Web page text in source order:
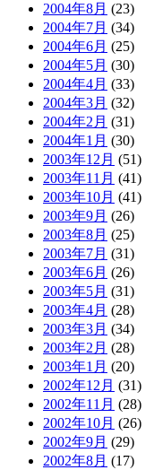
2004年8月 (23)
2004年7月 (34)
2004年6月 (25)
2004年5月 (30)
2004年4月 (33)
2004年3月 (32)
2004年2月 (31)
2004年1月 (30)
2003年12月 (51)
2003年11月 (41)
2003年10月 (41)
2003年9月 (26)
2003年8月 (25)
2003年7月 (31)
2003年6月 (26)
2003年5月 (31)
2003年4月 (28)
2003年3月 (34)
2003年2月 (28)
2003年1月 (20)
2002年12月 (31)
2002年11月 (28)
2002年10月 (26)
2002年9月 (29)
2002年8月 (17)